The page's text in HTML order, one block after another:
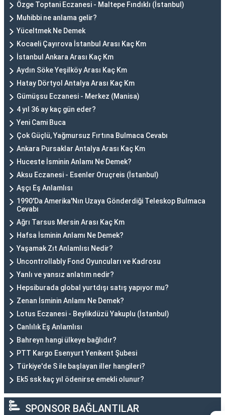
Özge Toptani Eczanesi - Maltepe Fındıklı (İstanbul)
Muhibbi ne anlama gelir?
Yüceltmek Ne Demek
Kocaeli Çayırova İstanbul Arası Kaç Km
İstanbul Ankara Arası Kaç Km
Aydın Söke Yeşilköy Arası Kaç Km
Hatay Dörtyol Antalya Arası Kaç Km
Gümüşsu Eczanesi - Merkez (Manisa)
4 yıl 36 ay kaç gün eder?
Yeni Cami Buca
Çok Güçlü, Yağmursuz Fırtına Bulmaca Cevabı
Ankara Pursaklar Antalya Arası Kaç Km
Huceste İsminin Anlamı Ne Demek?
Aksu Eczanesi - Esenler Oruçreis (İstanbul)
Aşçı Eş Anlamlısı
1990'Da Amerika'Nın Uzaya Gönderdiği Teleskop Bulmaca
Cevabı
Ağrı Tarsus Mersin Arası Kaç Km
Hafsa İsminin Anlamı Ne Demek?
Yaşamak Zıt Anlamlısı Nedir?
Uncontrollably Fond Oyuncuları ve Kadrosu
Yanlı ve yansız anlatım nedir?
Hepsiburada global yurtdışı satış yapıyor mu?
Zenan İsminin Anlamı Ne Demek?
Lotus Eczanesi - Beylikdüzü Yakuplu (İstanbul)
Canlılık Eş Anlamlısı
Bahreyn hangi ülkeye bağlıdır?
PTT Kargo Esenyurt Yenikent Şubesi
Türkiye'de S ile başlayan iller hangileri?
Ek5 ssk kaç yıl ödenirse emekli olunur?
SPONSOR BAĞLANTILAR